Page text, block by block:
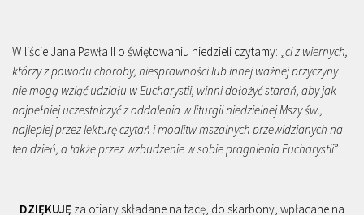
W liście Jana Pawła II o świętowaniu niedzieli czytamy: „ci z wiernych,
którzy z powodu choroby, niesprawności lub innej ważnej przyczyny
nie mogą wziąć udziału w Eucharystii, winni dołożyć starań, aby jak
najpełniej uczestniczyć z oddalenia w liturgii niedzielnej Mszy św.,
najlepiej przez lekturę czytań i modlitw mszalnych przewidzianych na
ten dzień, a także przez wzbudzenie w sobie pragnienia Eucharystii”.
DZIĘKUJĘ za ofiary składane na tacę, do skarbony, wpłacane na